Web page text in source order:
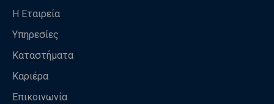
Η Εταιρεία
Υπηρεσίες
Καταστήματα
Καριέρα
Επικοινωνία